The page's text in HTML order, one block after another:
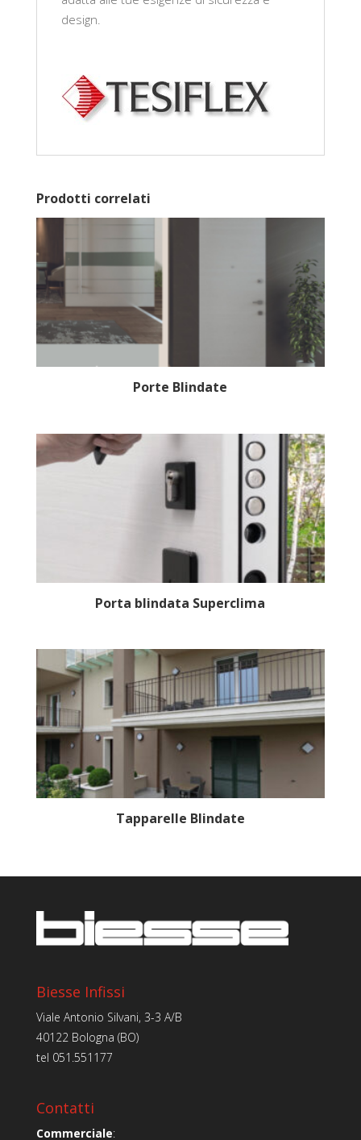
design.
Prodotti correlati
Porte Blindate
Porta blindata Superclima
Tapparelle Blindate
Biesse Infissi
Viale Antonio Silvani, 3-3 A/B
40122 Bologna (BO)
tel 051.551177
Contatti
Commerciale: